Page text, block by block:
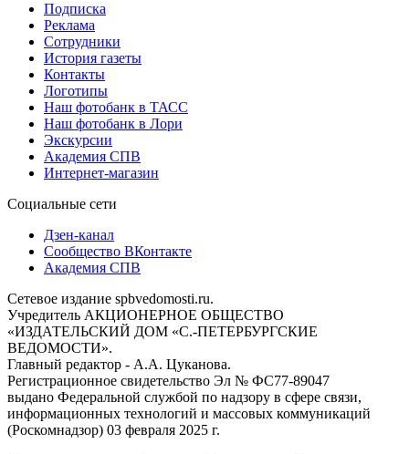
Подписка
Реклама
Сотрудники
История газеты
Контакты
Логотипы
Наш фотобанк в ТАСС
Наш фотобанк в Лори
Экскурсии
Академия СПВ
Интернет-магазин
Социальные сети
Дзен-канал
Сообщество ВКонтакте
Академия СПВ
Сетевое издание spbvedomosti.ru.
Учредитель АКЦИОНЕРНОЕ ОБЩЕСТВО
«ИЗДАТЕЛЬСКИЙ ДОМ «С.-ПЕТЕРБУРГСКИЕ
ВЕДОМОСТИ».
Главный редактор - А.А. Цуканова.
Регистрационное свидетельство Эл № ФС77-89047
выдано Федеральной службой по надзору в сфере связи,
информационных технологий и массовых коммуникаций
(Роскомнадзор) 03 февраля 2025 г.